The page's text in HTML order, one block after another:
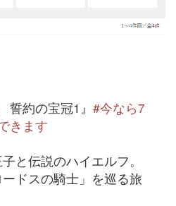
誓約の宝冠1』 #今なら7
きます
と伝説のハイエルフ。
ドスの騎士」を巡る旅